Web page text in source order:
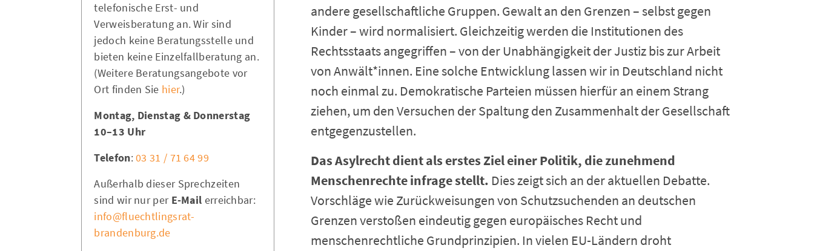
andere gesellschaftliche Gruppen. Gewalt an den Grenzen – selbst gegen
Kinder – wird normalisiert. Gleichzeitig werden die Institutionen des
Rechtsstaats angegriffen – von der Unabhängigkeit der Justiz bis zur Arbeit
von Anwält*innen. Eine solche Entwicklung lassen wir in Deutschland nicht
noch einmal zu. Demokratische Parteien müssen hierfür an einem Strang
ziehen, um den Versuchen der Spaltung den Zusammenhalt der Gesellschaft
entgegenzustellen.
Das Asylrecht dient als erstes Ziel einer Politik, die zunehmend
Menschenrechte infrage stellt. Dies zeigt sich an der aktuellen Debatte.
Vorschläge wie Zurückweisungen von Schutzsuchenden an deutschen
Grenzen verstoßen eindeutig gegen europäisches Recht und
menschenrechtliche Grundprinzipien. In vielen EU-Ländern droht
telefonische Erst- und
Verweisberatung an. Wir sind
jedoch keine Beratungsstelle und
bieten keine Einzelfallberatung an.
(Weitere Beratungsangebote vor
Ort finden Sie hier.)
Montag, Dienstag & Donnerstag
10–13 Uhr
Telefon:03 31 / 71 64 99
Außerhalb dieser Sprechzeiten
sind wir nur per E-Mail erreichbar:
info@fluechtlingsrat-
brandenburg.de